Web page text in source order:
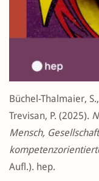
Büchel-Thalmaier,
Trevisan, P. (2025).
Mensch,
Aufl.). hep.